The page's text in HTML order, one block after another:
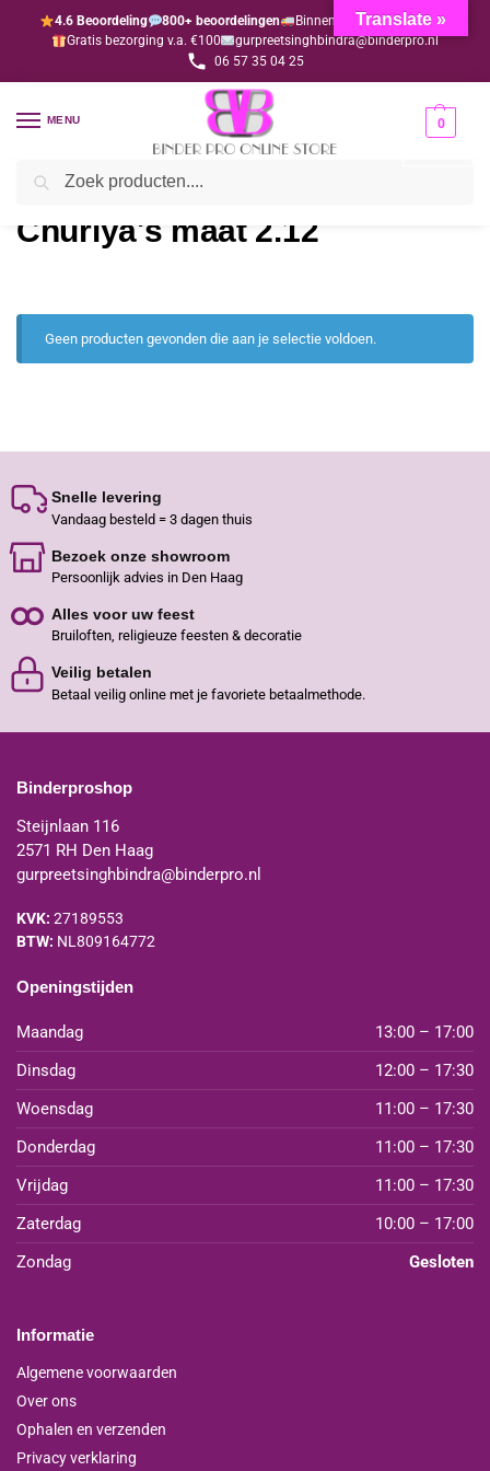
4.6 Beoordeling 800+ beoordelingen
Binnen 1-3 dagen geleverd
Gratis bezorging v.a. €100
gurpreetsinghbindra@binderpro.nl
06 57 35 04 25
MENU 0
Home Sieraden & Accessoires
Churiya's maat 2.12
Geen producten gevonden die aan je selectie voldoen.
Snelle levering
Vandaag besteld = 3 dagen thuis
Bezoek onze showroom
Persoonlijk advies in Den Haag
Alles voor uw feest
Bruiloften, religieuze feesten & decoratie
Veilig betalen
Betaal veilig online met je favoriete betaalmethode.
Binderproshop
Steijnlaan 116
2571 RH Den Haag
gurpreetsinghbindra@binderpro.nl
KVK: 27189553
BTW: NL809164772
Openingstijden
Maandag
13:00 – 17:00
Dinsdag
12:00 – 17:30
Woensdag
11:00 – 17:30
Donderdag
11:00 – 17:30
Vrijdag
11:00 – 17:30
Zaterdag
10:00 – 17:00
Zondag
Gesloten
Informatie
Algemene voorwaarden
Over ons
Ophalen en verzenden
Privacy verklaring
Translate »